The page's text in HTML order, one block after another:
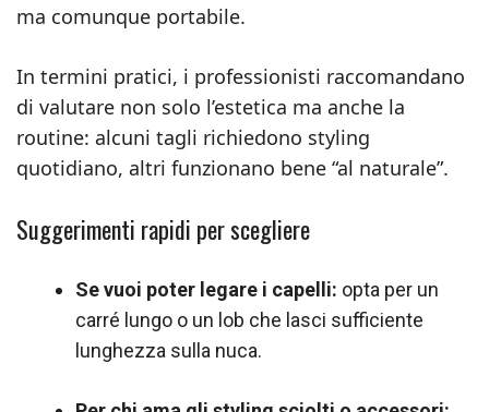
ma comunque portabile.
In termini pratici, i professionisti raccomandano
di valutare non solo l’estetica ma anche la
routine: alcuni tagli richiedono styling
quotidiano, altri funzionano bene “al naturale”.
Suggerimenti rapidi per scegliere
Se vuoi poter legare i capelli: opta per un
carré lungo o un lob che lasci sufficiente
lunghezza sulla nuca.